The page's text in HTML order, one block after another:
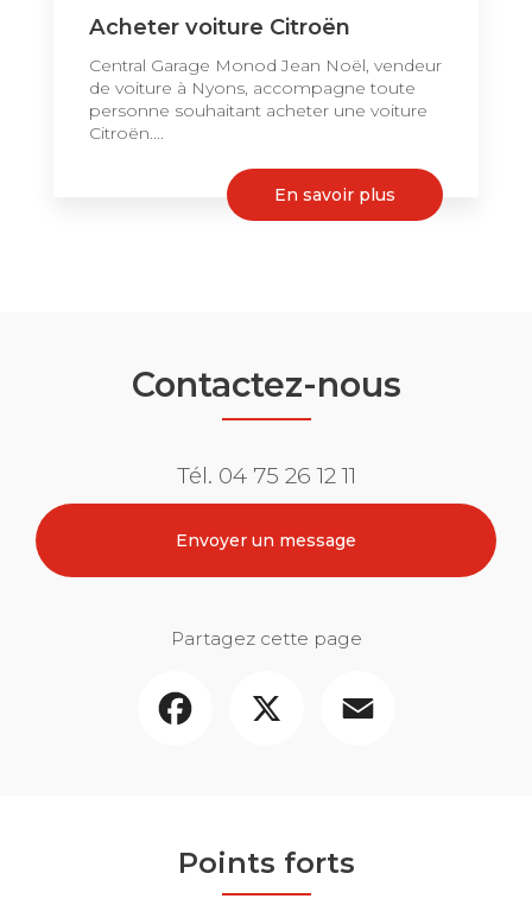
Acheter voiture Citroën
Central Garage Monod Jean Noël, vendeur
de voiture à Nyons, accompagne toute
personne souhaitant acheter une voiture
Citroën....
En savoir plus
Contactez-nous
Tél. 04 75 26 12 11
Envoyer un message
Partagez cette page
Points forts